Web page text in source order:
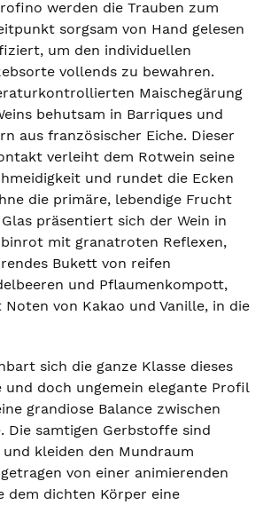
werden die Trauben zum
sorgsam von Hand gelesen
um den individuellen
vollends zu bewahren.
Maischegärung
behutsam in Barriques und
aus französischer Eiche. Dieser
verleiht dem Rotwein seine
und rundet die Ecken
die primäre, lebendige Frucht
präsentiert sich der Wein in
mit granatroten Reflexen,
Bukett von reifen
und Pflaumenkompott,
von Kakao und Vanille, in die
sich die ganze Klasse dieses
und doch ungemein elegante Profil
grandiose Balance zwischen
Die samtigen Gerbstoffe sind
kleiden den Mundraum
von einer animierenden
dem dichten Körper eine